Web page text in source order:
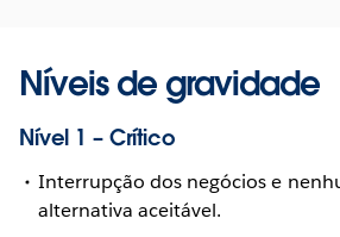
Níveis de gravidade
Nível 1 – Crítico
Interrupção dos negócios e
alternativa aceitável.